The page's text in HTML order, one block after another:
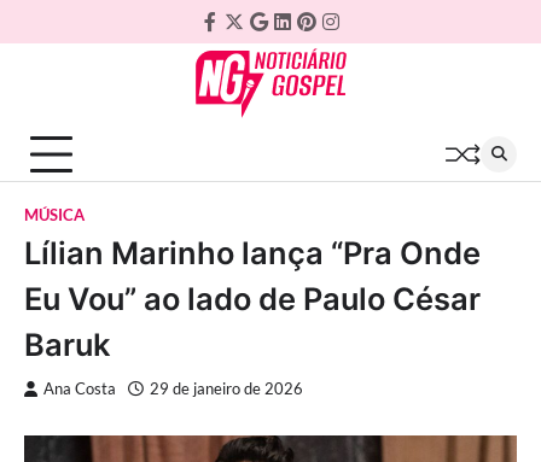
to
Facebook
Twitter
Google
Plus
Linkedin
Pinterest
Instagram
MÚSICA
Lílian Marinho lança “Pra Onde
Eu Vou” ao lado de Paulo César
Baruk
Ana Costa 29 de janeiro de 2026